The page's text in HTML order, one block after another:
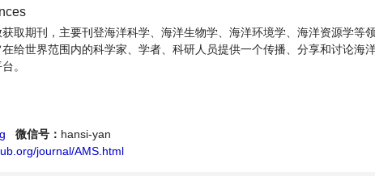
获取期刊，主要刊登海洋科学、海洋生物学、海洋环境学、海洋资源学等
给世界范围内的科学家、学者、科研人员提供一个传播、分享和讨论海
。
微信号： hansi-yan
journal/AMS.html